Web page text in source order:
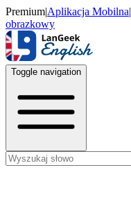
Premium|Aplikacja Mobilna|
obrazkowy
Toggle navigation